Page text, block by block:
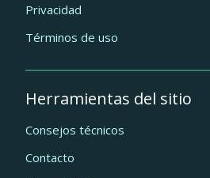
Privacidad
Términos de uso
Herramientas del sitio
Consejos técnicos
Contacto